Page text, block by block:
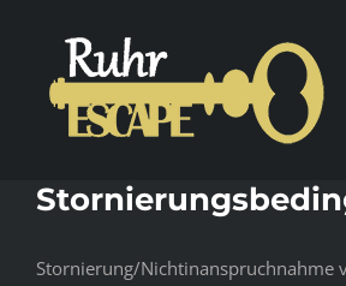
springen
Stornierung/Nichtinanspruchnahme